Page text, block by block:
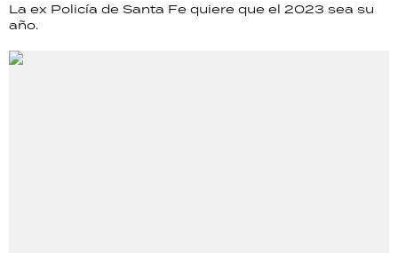
La ex Policía de Santa Fe quiere que el 2023 sea su
año.